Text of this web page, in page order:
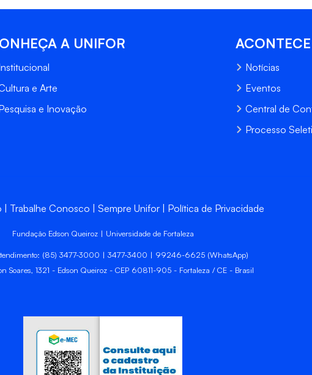
A UNIFOR
e Arte
e Inovação
Notícias
Eventos
Central de
Processo
Trabalhe Conosco Sempre Unifor Política de Privacidade
Fundação Edson Queiroz | Universidade de Fortaleza
(85) 3477-3000 | 3477-3400 | 99246-6625 (WhatsApp)
Soares, 1321 - Edson Queiroz - CEP 60811-905 - Fortaleza / CE - Brasil